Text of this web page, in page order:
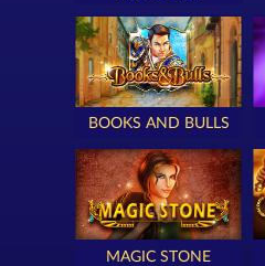
BOOKS AND BULLS
MAGIC STONE